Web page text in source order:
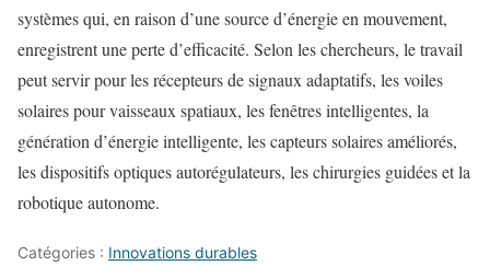
systèmes qui, en raison d’une source d’énergie en mouvement,
enregistrent une perte d’efficacité. Selon les chercheurs, le travail
peut servir pour les récepteurs de signaux adaptatifs, les voiles
solaires pour vaisseaux spatiaux, les fenêtres intelligentes, la
génération d’énergie intelligente, les capteurs solaires améliorés,
les dispositifs optiques autorégulateurs, les chirurgies guidées et la
robotique autonome.
Catégories : Innovations durables